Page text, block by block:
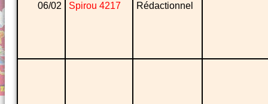
06/02 Spirou 4217 Rédactionnel